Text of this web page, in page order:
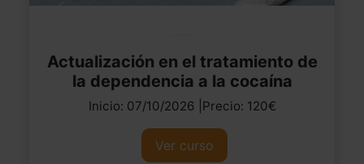
Actualización en el tratamiento de
la dependencia a la cocaína
Inicio: 07/10/2026 |Precio: 120€
Ver curso